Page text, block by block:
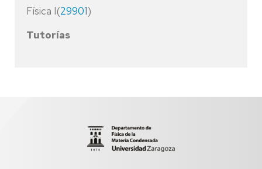
Física I(29901)
Tutorías